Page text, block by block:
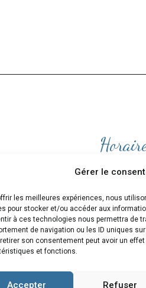
Gérer le
les meilleures expériences, nous
pour stocker et/ou accéder aux
à ces technologies nous permettra de
de navigation ou les ID uniques
son consentement peut avoir un
et fonctions.
Accepter Refuser
et le Samedi de